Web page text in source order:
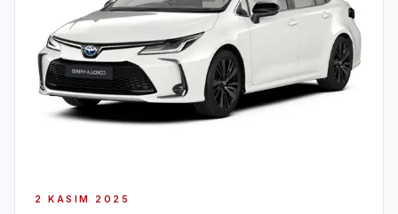
2 KASIM 2025